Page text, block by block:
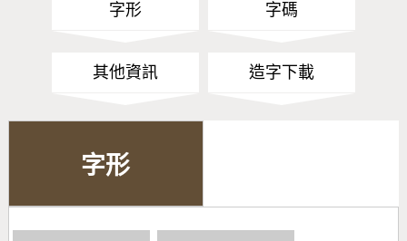
字形 字碼
其他資訊 造字下載
字形